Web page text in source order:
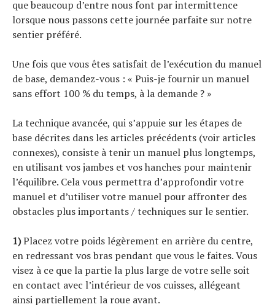
que beaucoup d’entre nous font par intermittence
lorsque nous passons cette journée parfaite sur notre
sentier préféré.
Une fois que vous êtes satisfait de l’exécution du manuel
de base, demandez-vous : « Puis-je fournir un manuel
sans effort 100 % du temps, à la demande ? »
La technique avancée, qui s’appuie sur les étapes de
base décrites dans les articles précédents (voir articles
connexes), consiste à tenir un manuel plus longtemps,
en utilisant vos jambes et vos hanches pour maintenir
l’équilibre. Cela vous permettra d’approfondir votre
manuel et d’utiliser votre manuel pour affronter des
obstacles plus importants / techniques sur le sentier.
1)Placez votre poids légèrement en arrière du centre,
en redressant vos bras pendant que vous le faites. Vous
visez à ce que la partie la plus large de votre selle soit
en contact avec l’intérieur de vos cuisses, allégeant
ainsi partiellement la roue avant.